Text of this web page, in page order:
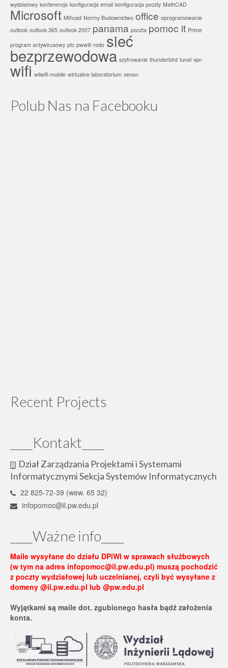
wydziałowy konferencja konfiguracja email konfiguracja poczty MathCAD
Microsoft Mthcad Normy Budownictwo office oprogramowanie
outlook outlook 365 outlook 2007 panama poczta pomoc it Prime
program antywirusowy ptc pwwifi rodo sieć
bezprzewodowa szyfrowanie thunderbird tunel vpn
wifi wilwifi-mobile wirtualne laboratorium xenon
Polub Nas na Facebooku
Recent Projects
____Kontakt____
Dział Zarządzania Projektami i Systemami
Informatycznymi Sekcja Systemów Informatycznych
22 825-72-39 (wew. 65 32)
infopomoc@il.pw.edu.pl
____Ważne info____
Maile wysyłane do działu DPiWI w sprawach służbowych
(w tym na adres infopomoc@il.pw.edu.pl) muszą pochodzić
z poczty wydziałowej lub uczelnianej, czyli być wysyłane z
domeny @il.pw.edu.pl lub @pw.edu.pl
Wyjątkami są maile dot. zgubionego hasła bądź założenia
konta.